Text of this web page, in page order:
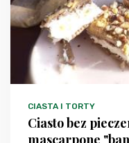
CIASTA I TORTY
Ciasto bez
mascarpone